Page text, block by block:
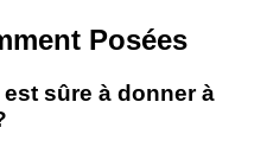
Posées
sûre à donner à